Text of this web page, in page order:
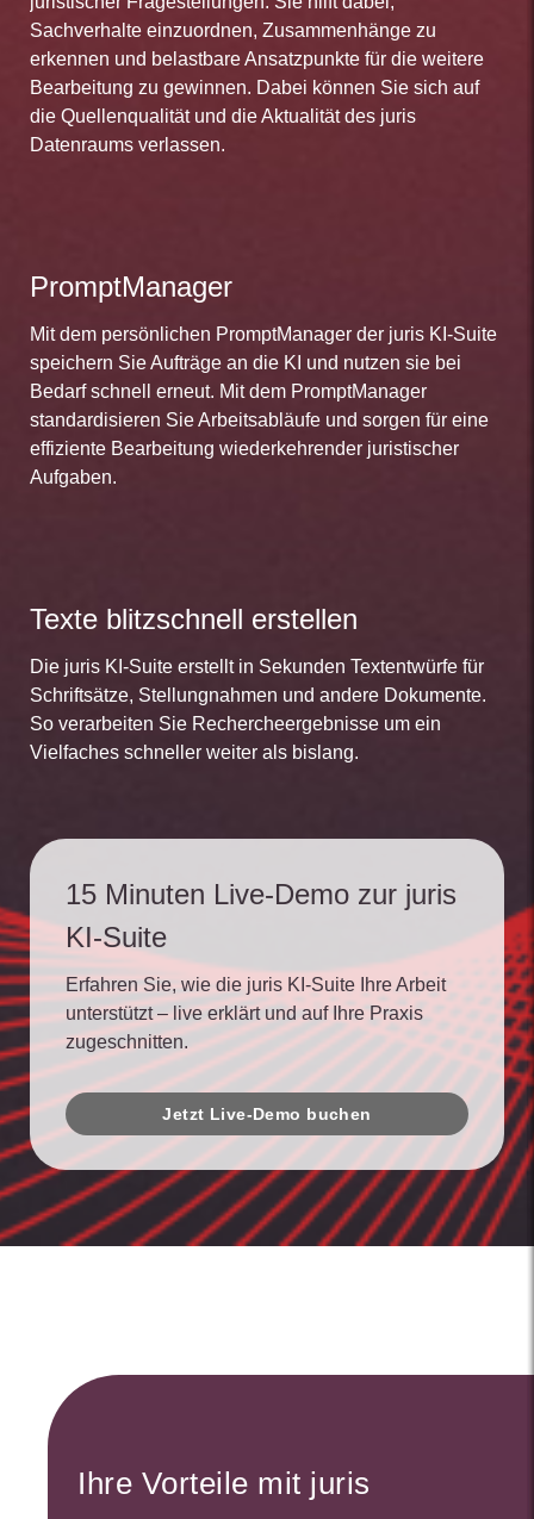
Sachverhalte einzuordnen, Zusammenhänge zu
erkennen und belastbare Ansatzpunkte für die weitere
Bearbeitung zu gewinnen. Dabei können Sie sich auf
die Quellenqualität und die Aktualität des juris
Datenraums verlassen.
PromptManager
Mit dem persönlichen PromptManager der juris KI-Suite
speichern Sie Aufträge an die KI und nutzen sie bei
Bedarf schnell erneut. Mit dem PromptManager
standardisieren Sie Arbeitsabläufe und sorgen für eine
effiziente Bearbeitung wiederkehrender juristischer
Aufgaben.
Texte blitzschnell erstellen
Die juris KI-Suite erstellt in Sekunden Textentwürfe für
Schriftsätze, Stellungnahmen und andere Dokumente.
So verarbeiten Sie Rechercheergebnisse um ein
Vielfaches schneller weiter als bislang.
15 Minuten Live-Demo zur juris
KI-Suite
Erfahren Sie, wie die juris KI-Suite Ihre Arbeit
unterstützt – live erklärt und auf Ihre Praxis
zugeschnitten.
Jetzt Live-Demo buchen
Ihre Vorteile mit juris